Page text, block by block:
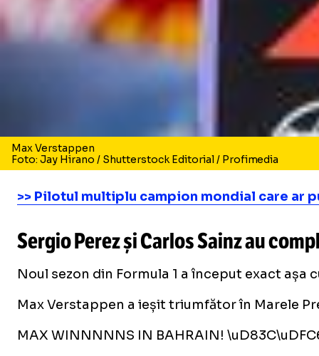
Max Verstappen
Foto: Jay Hirano / Shutterstock Editorial / Profimedia
>> Pilotul multiplu campion mondial care ar
Sergio Perez și Carlos Sainz au
Noul sezon din Formula 1 a început exact
Max Verstappen a ieșit triumfător în Marele
MAX WINNNNNS IN BAHRAIN!